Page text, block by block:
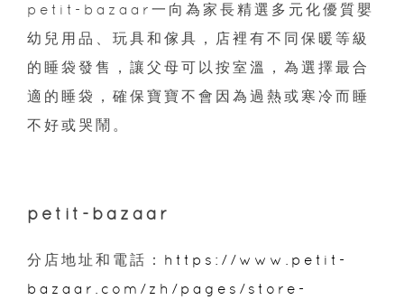
petit-bazaar一向為家長精選多元化優質嬰
幼兒用品、玩具和傢具，店裡有不同保暖等級
的睡袋發售，讓父母可以按室溫，為選擇最合
適的睡袋，確保寶寶不會因為過熱或寒冷而睡
不好或哭鬧。
petit-bazaar
分店地址和電話： https://www.petit-
bazaar.com/zh/pages/store-